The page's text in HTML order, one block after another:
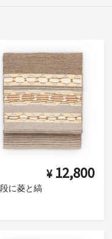
¥ 12,800
に菱と縞